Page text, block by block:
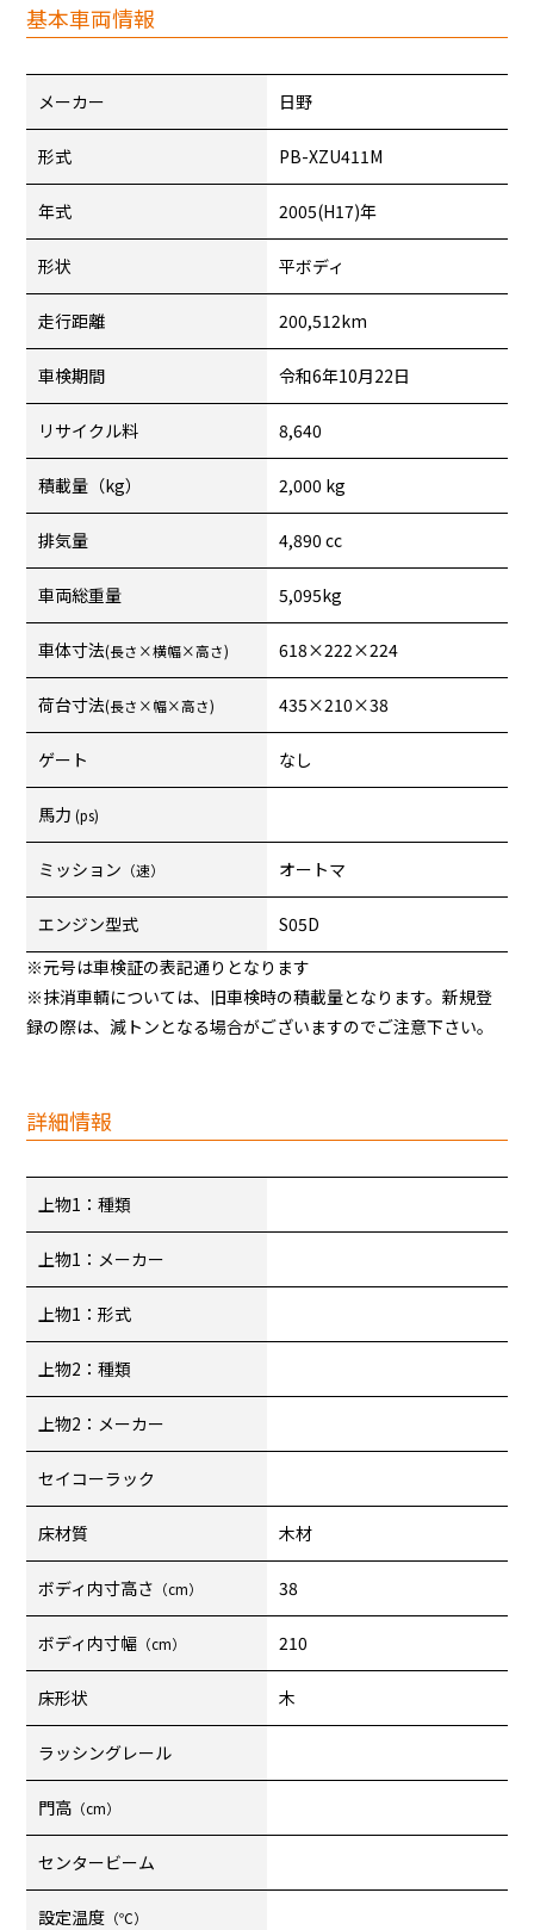
基本車両情報
メーカー 日野
形式 PB-XZU411M
年式 2005(H17)年
形状 平ボディ
走行距離 200,512km
車検期間 令和6年10月22日
リサイクル料 8,640
積載量（kg） 2,000 kg
排気量 4,890 cc
車両総重量 5,095kg
車体寸法(長さ×横幅×高さ) 618×222×224
荷台寸法(長さ×幅×高さ) 435×210×38
ゲート なし
馬力 (ps)
ミッション （速） オートマ
エンジン型式
S05D
※元号は車検証の表記通りとなります
※抹消車輌については、旧車検時の積載量となります。新規登
録の際は、減トンとなる場合がございますのでご注意下さい。
詳細情報
上物1：種類
上物1：メーカー
上物1：形式
上物2：種類
上物2：メーカー
セイコーラック
床材質 木材
ボディ内寸高さ （cm） 38
ボディ内寸幅 （cm） 210
床形状 木
ラッシングレール
門高 （cm）
センタービーム
設定温度 （℃）